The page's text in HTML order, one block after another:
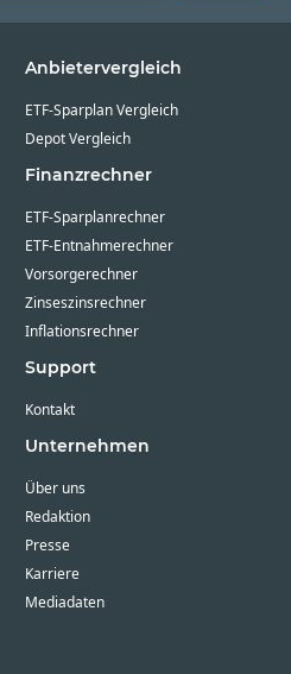
Anbietervergleich
ETF-Sparplan Vergleich
Depot Vergleich
Finanzrechner
ETF-Sparplanrechner
ETF-Entnahmerechner
Vorsorgerechner
Zinseszinsrechner
Inflationsrechner
Support
Kontakt
Unternehmen
Über uns
Redaktion
Presse
Karriere
Mediadaten